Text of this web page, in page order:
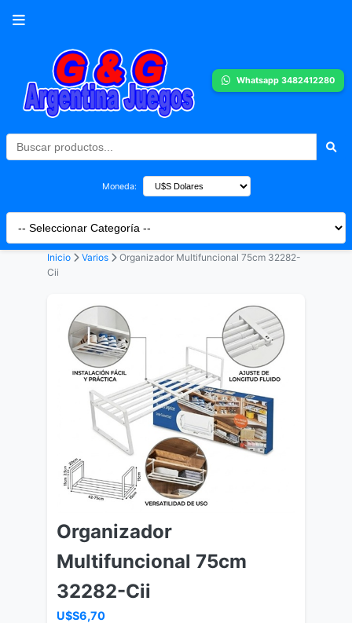
Whatsapp 3482412280
Moneda:
Inicio Varios
Organizador Multifuncional 75cm 32282-
Cii
Organizador
Multifuncional 75cm
32282-Cii
U$S6,70